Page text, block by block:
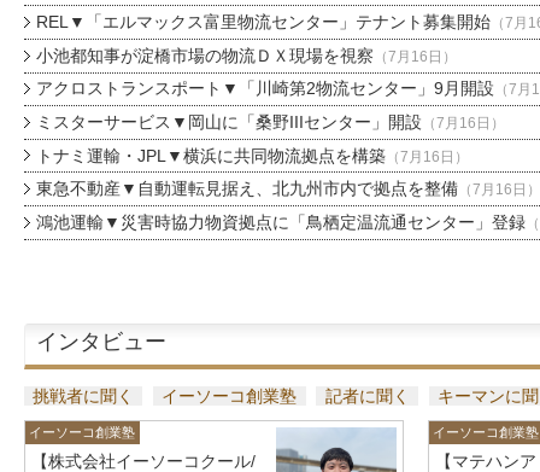
REL▼「エルマックス富里物流センター」テナント募集開始（7月
小池都知事が淀橋市場の物流ＤＸ現場を視察 （7月16日）
アクロストランスポート▼「川崎第2物流センター」9月開設 （7月
ミスターサービス▼岡山に「桑野IIIセンター」開設 （7月16日）
トナミ運輸・JPL▼横浜に共同物流拠点を構築（7月16日）
東急不動産▼自動運転見据え、北九州市内で拠点を整備（7月16日）
鴻池運輸▼災害時協力物資拠点に「鳥栖定温流通センター」登録
インタビュー
挑戦者に聞く イーソーコ創業塾 記者に聞く キーマンに
イーソーコ創業塾
【株式会社イーソーコクール/
イーソーコ創業塾
【マテハン